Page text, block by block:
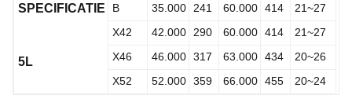
SPECIFICATIE
5L
B
35.000 241 60.000 414
21~27
X42
42.000 290 60.000 414
21~27
X46
46.000 317 63.000 434
20~26
X52
52.000 359 66.000 455 20~24